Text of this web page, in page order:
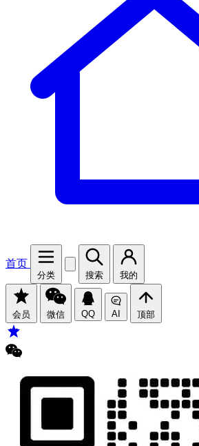
首页
分类 搜索 我的
会员 微信 QQ AI 顶部